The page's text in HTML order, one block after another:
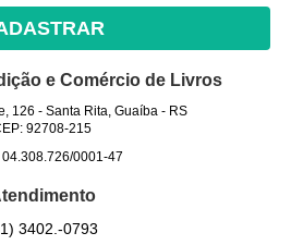
e Comércio de Livros
126 - Santa Rita, Guaíba- RS
92708-215
0001-47
3402.-0793